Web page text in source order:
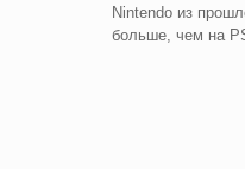
Nintendo из
больше, чем на